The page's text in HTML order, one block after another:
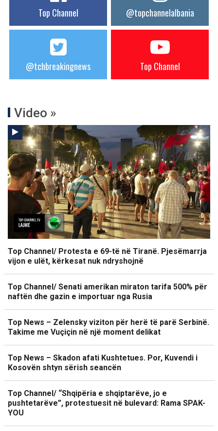
Top Channel @topchannelalbania
@tchbreakingnews Top Channel
Video »
Top Channel/ Protesta e 69-të në Tiranë. Pjesëmarrja
vijon e ulët, kërkesat nuk ndryshojnë
Top Channel/ Senati amerikan miraton tarifa 500% për
naftën dhe gazin e importuar nga Rusia
Top News – Zelensky viziton për herë të parë Serbinë.
Takime me Vuçiçin në një moment delikat
Top News – Skadon afati Kushtetues. Por, Kuvendi i
Kosovën shtyn sërish seancën
Top Channel/ “Shqipëria e shqiptarëve, jo e
pushtetarëve”, protestuesit në bulevard: Rama SPAK-
YOU